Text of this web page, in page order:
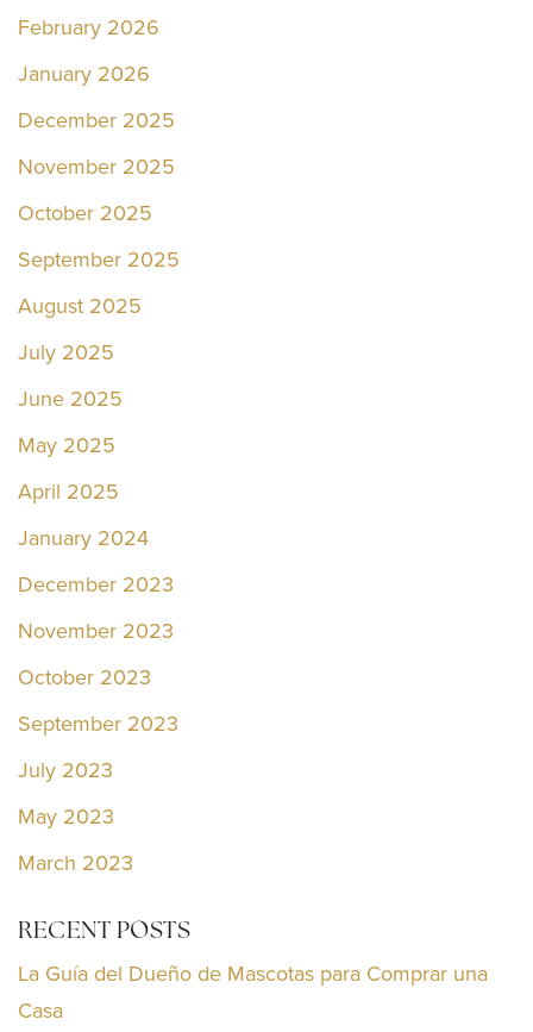
February 2026
January 2026
December 2025
November 2025
October 2025
September 2025
August 2025
July 2025
June 2025
May 2025
April 2025
January 2024
December 2023
November 2023
October 2023
September 2023
July 2023
May 2023
March 2023
RECENT POSTS
La Guía del Dueño de Mascotas para Comprar una
Casa